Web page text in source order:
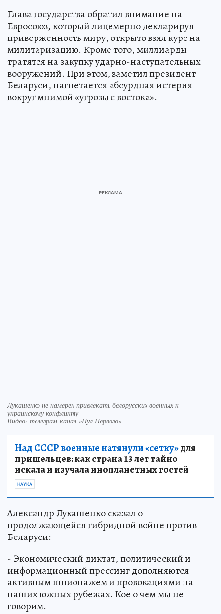
Глава государства обратил внимание на
Евросоюз, который лицемерно декларируя
приверженность миру, открыто взял курс на
милитаризацию. Кроме того, миллиарды
тратятся на закупку ударно-наступательных
вооружений. При этом, заметил президент
Беларуси, нагнетается абсурдная истерия
вокруг мнимой «угрозы с востока».
Лукашенко не намерен привлекать белорусских военных к
украинскому конфликту
Видео: телеграм-канал «Пул Первого»
Над СССР военные натянули «сетку»для
пришельцев: как страна 13 лет тайно
искала и изучала инопланетных гостей
НАУКА
Александр Лукашенко сказал о
продолжающейся гибридной войне против
Беларуси:
- Экономический диктат, политический и
информационный прессинг дополняются
активным шпионажем и провокациями на
наших южных рубежах. Кое о чем мы не
говорим.